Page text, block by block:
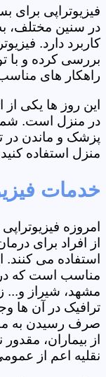
فیزیوتراپی برای
در سنین مختلف،
کاربرد دارد.
بررسی کرده و با
راهکار های
این روز ها یکی از
در منزل است.
پزشک و ماندن در
منزل استفاده
خدمات
امروزه
از افراد برای
استفاده می
مناسب است که در
مشهد، شیراز و...
ترافیک در آن ها
صرف رسیدن به
از بیماران،
نقلیه اعم از